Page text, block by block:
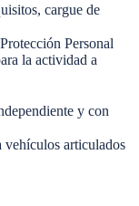
cargue de
Personal
la actividad a
y con
vehículos articulados